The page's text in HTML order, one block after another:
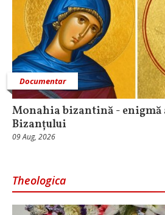
Documentar
Monahia bizantină -
Bizanțului
09 Aug, 2026
Theologica